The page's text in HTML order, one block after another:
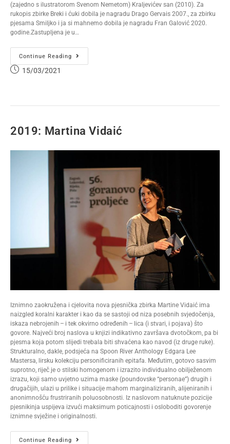
(zajedno s ilustratorom Svenom Nemetom) Kraljevićev san (2010). Za
rukopis zbirke Breki i ćuki dobila je nagradu Drago Gervais 2007., za zbirku
pjesama Smiljko i ja si mahnemo dobila je nagradu Fran Galović 2020.
godine.Zastupljena je u…
Continue Reading
15/03/2021
2019: Martina Vidaić
Iznimno zaokružena i cjelovita nova pjesnička zbirka Martine Vidaić ima
naizgled koralni karakter i kao da se sastoji od niza posebnih svjedočenja,
iskaza nebrojenih – i tek okvirno određenih – lica (i stvari, i pojava) što
govore. Najveći broj naslova u knjizi indikativno završava dvotočkom, pa bi
pjesma koja potom slijedi trebala biti shvaćena kao navod (iz druge ruke).
Strukturalno, dakle, podsjeća na Spoon River Anthology Edgara Lee
Mastersa, lirsku kolekciju personificiranih epitafa. Međutim, gotovo sasvim
suprotno, riječ je o stilski homogenom i izrazito individualno obilježenom
izrazu, koji samo uvjetno uzima maske (poundovske “personae”) drugih i
drugačijih, ulazi u prilike i situacije mahom marginaliziranih, alijeniranih i
anonimnošću frustriranih poluosobnosti. Iz naslovom natuknute pozicije
pjesnikinja uspijeva izvući maksimum poticajnosti i osloboditi govorenje
iznimne svježine i originalnosti.
Continue Reading